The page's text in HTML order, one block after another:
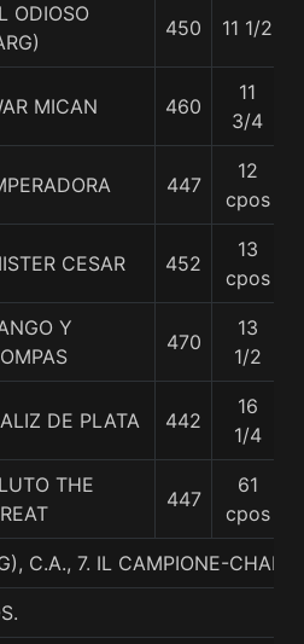
ODIOSO
450 11 1/2
MICAN 460
11
3/4
447
12
cpos
CESAR 452
13
cpos
Y
470
13
1/2
DE PLATA 442
16
1/4
THE
447
61
cpos
C.A., 7. IL CAMPIONE-